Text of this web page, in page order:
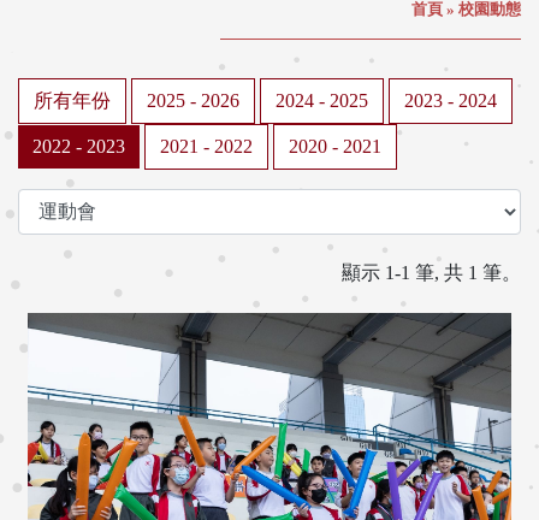
首頁 » 校園動態
所有年份 2025 - 2026 2024 - 2025 2023 - 2024
2022 - 2023 2021 - 2022 2020 - 2021
顯示 1-1 筆, 共 1 筆。